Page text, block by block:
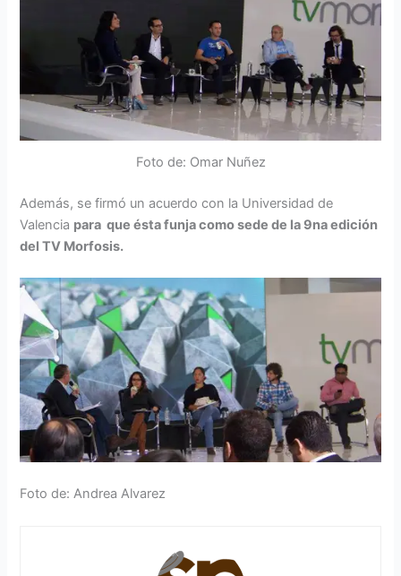
Foto de: Omar Nuñez
Además, se firmó un acuerdo con la Universidad de
Valencia para que ésta funja como sede de la 9na edición
del TV Morfosis.
Foto de: Andrea Alvarez